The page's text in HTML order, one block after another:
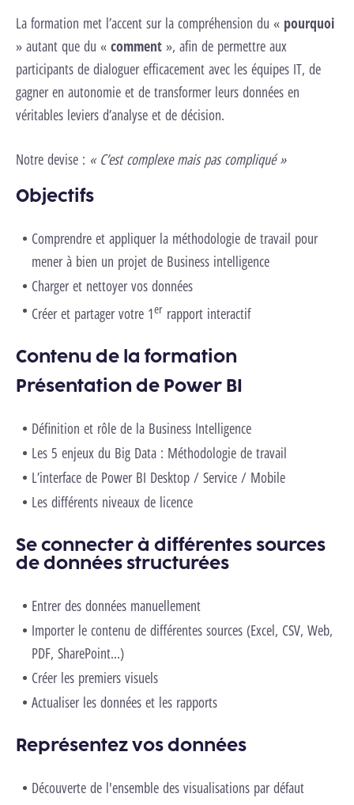
La formation met l’accent sur la compréhension du « pourquoi
» autant que du « comment », afin de permettre aux
participants de dialoguer efficacement avec les équipes IT, de
gagner en autonomie et de transformer leurs données en
véritables leviers d’analyse et de décision.
Notre devise : « C’est complexe mais pas compliqué »
Objectifs
Comprendre et appliquer la méthodologie de travail pour
mener à bien un projet de Business intelligence
Charger et nettoyer vos données
Créer et partager votre 1er rapport interactif
Contenu de la formation
Présentation de Power BI
Définition et rôle de la Business Intelligence
Les 5 enjeux du Big Data : Méthodologie de travail
L’interface de Power BI Desktop / Service / Mobile
Les différents niveaux de licence
Se connecter à différentes sources
de données structurées
Entrer des données manuellement
Importer le contenu de différentes sources (Excel, CSV, Web,
PDF, SharePoint...)
Créer les premiers visuels
Actualiser les données et les rapports
Représentez vos données
Découverte de l'ensemble des visualisations par défaut